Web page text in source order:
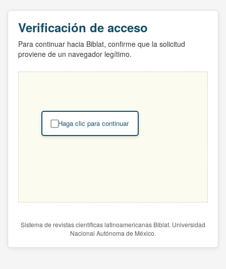
Verificación de acceso
Para continuar hacia Biblat, confirme que la solicitud
proviene de un navegador legítimo.
Haga clic para continuar
Sistema de revistas científicas latinoamericanas Biblat. Universidad
Nacional Autónoma de México.